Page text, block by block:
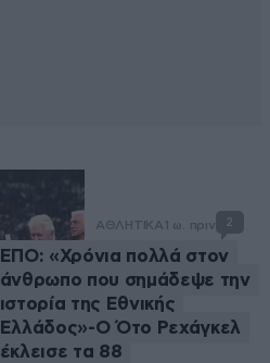
ΑΘΛΗΤΙΚΑ 1 ω. πριν 2
ΕΠΟ: «Χρόνια πολλά στον
άνθρωπο που σημάδεψε την
ιστορία της Εθνικής
Ελλάδος»-Ο Ότο Ρεχάγκελ
έκλεισε τα 88